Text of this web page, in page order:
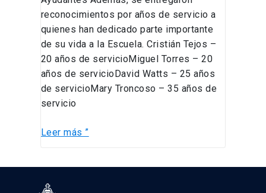
reconocimientos por años de servicio a
quienes han dedicado parte importante
de su vida a la Escuela. Cristián Tejos –
20 años de servicioMiguel Torres – 20
años de servicioDavid Watts – 25 años
de servicioMary Troncoso – 35 años de
servicio
Leer más ”